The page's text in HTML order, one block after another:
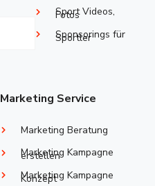
Sport Videos,
Fotos
Sponsorings ​für
Sportler
Marketing Service
Marketing Beratung
Marketing Kampagne
erstellen
Marketing Kampagne
Konzept